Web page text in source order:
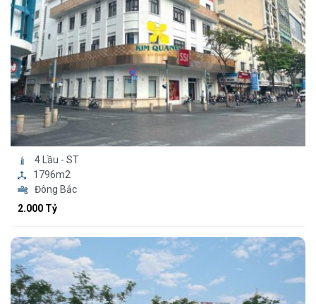
4 Lầu - ST
1796m2
Đông Bắc
2.000 Tỷ